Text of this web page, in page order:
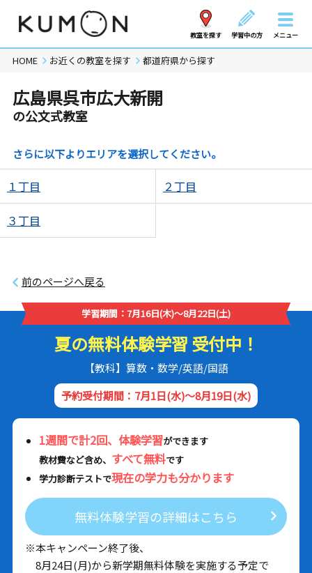
教室を探す 学習中の方 メニュー
HOME お近くの教室を探す 都道府県から探す
広島県呉市広大新開
の公文式教室
さらに以下よりエリアを選択してください。
１丁目 ２丁目
３丁目
前のページへ戻る
学習期間：7月16日(木)～8月22日(土)
夏の無料体験学習 受付中！
【教科】算数・数学/英語/国語
予約受付期間：7月1日(水)～8月19日(水)
1週間で計2回、体験学習ができます
教材費など含め、 すべて無料です
学力診断テストで現在の学力も分かります
無料体験学習の詳細はこちら
※本キャンペーン終了後、
8月24日(月)から新学期無料体験を実施する予定で